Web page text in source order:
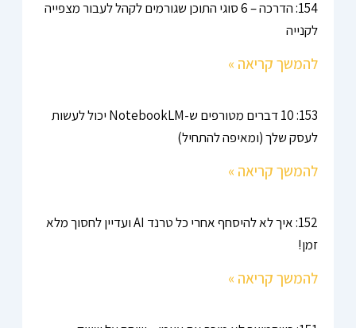
154: הדרכה – 6 סוגי התוכן שגורמים לקהל לעבור מצפייה
לקנייה
להמשך קריאה »
153: 10 דברים מטורפים ש-NotebookLM יכול לעשות
לעסק שלך (ומאיפה להתחיל)
להמשך קריאה »
152: איך לא להיסחף אחרי כל טרנד AI ועדיין לחסוך מלא
זמן!
להמשך קריאה »